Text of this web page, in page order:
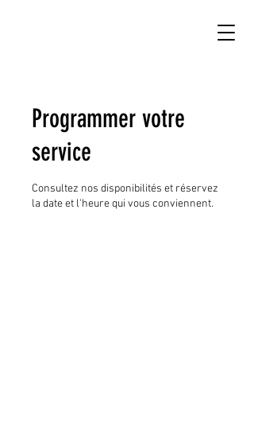
Programmer votre
service
Consultez nos disponibilités et réservez
la date et l'heure qui vous conviennent.